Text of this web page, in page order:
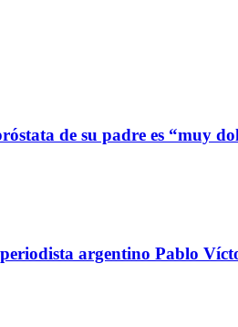
de su padre es “muy
argentino Pablo